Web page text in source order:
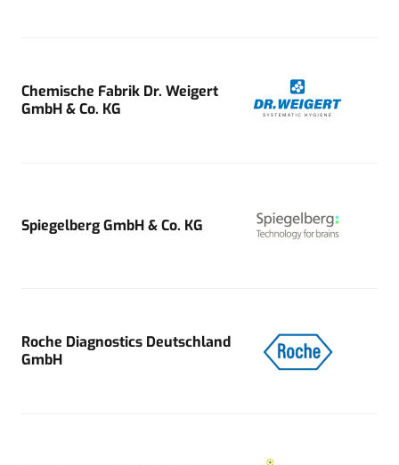
Chemische Fabrik Dr. Weigert
GmbH & Co. KG
Spiegelberg GmbH & Co. KG
Roche Diagnostics Deutschland
GmbH